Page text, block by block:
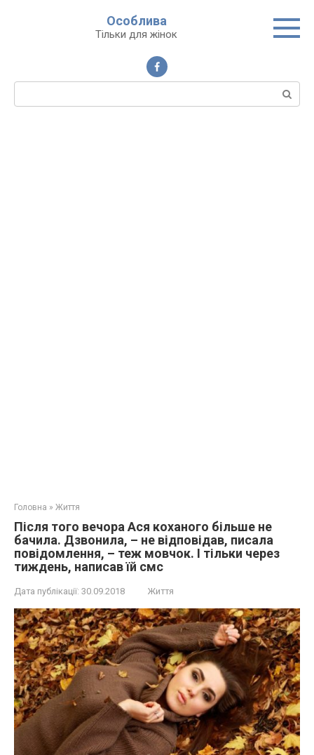
Особлива
Тільки для жінок
Пошук:
Головна » Життя
Після того вечора Ася коханого більше не
бачила. Дзвонила, – не відповідав, писала
повідомлення, – теж мовчок. І тільки через
тиждень, написав їй смс
Дата публікації: 30.09.2018 Життя